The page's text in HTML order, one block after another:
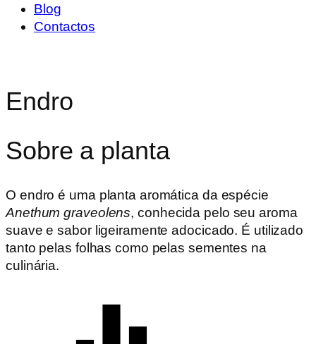
Blog
Contactos
Endro
Sobre a planta
O endro é uma planta aromática da espécie
Anethum graveolens, conhecida pelo seu aroma
suave e sabor ligeiramente adocicado. É utilizado
tanto pelas folhas como pelas sementes na
culinária.